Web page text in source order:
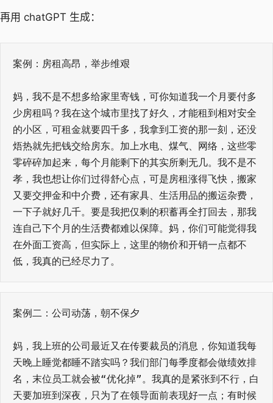
再用 chatGPT 生成：
案例：房租高昂，举步维艰
妈，我不是不想多给家里寄钱，可你知道我一个月要付多
少房租吗？我在这个城市里找了好久，才能租到相对安全
的小区，可租金就要四千多，我拿到工资的那一刻，还没
焐热就先把钱交给房东。加上水电、煤气、网络，这些零
零碎碎加起来，每个月能剩下的其实所剩无几。我不是不
孝，我也想让你们过得舒心点，可是房租涨得飞快，搬家
又要交押金和中介费，还有家具、生活用品的搬运杂费，
一下子就好几千。要是我把仅剩的积蓄再全打回去，那我
连自己下个月的生活费都难以保障。妈，你们可能觉得我
在外面工资高，但实际上，这里的物价和开销一点都不
低，我真的已经尽力了。
案例二：公司动荡，朝不保夕
妈，我上班的公司最近又在传要裁员的消息，你知道我每
天晚上睡觉都睡不踏实吗？我们部门每季度都会做绩效排
名，末位员工就会被“优化掉”。我真的是紧张到不行，白
天要加班到深夜，只为了在领导面前表现好一点；有时候